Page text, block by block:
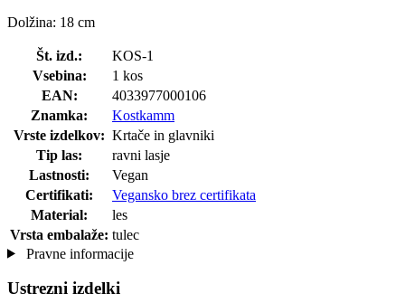
Dolžina: 18 cm
Št. izd.:
KOS-1
Vsebina:
1 kos
EAN:
4033977000106
Znamka:
Kostkamm
Vrste izdelkov: Krtače in glavniki
Tip las:
ravni lasje
Lastnosti:
Vegan
Certifikati:
Vegansko brez certifikata
Material:
les
Vrsta embalaže: tulec
Pravne informacije
Ustrezni izdelki